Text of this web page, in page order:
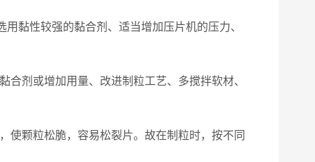
黏性较强的黏合剂、适当增加压片机的压力、
剂或增加用量、改进制粒工艺、多搅拌软材、
颗粒松脆，容易松裂片。故在制粒时，按不同